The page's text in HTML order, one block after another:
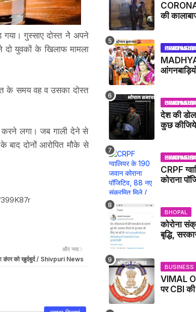
गया। गुस्साए दोस्त नेे अपने
दो युवकों के खिलाफ मामला
के समय वह व उसका दोस्त
करने लगा। जब गाली देने से
बाद दोनों आरोपित मौके से
और नया
डंपर को खुर्दबुर्द / Shivpuri News
की
BHOPAL SAMACHAR | NO 1 HINDI NEWS PORTAL OF CENTRAL INDIA (MADHYA PRADESH)
BHOPAL SAMACHAR | NO 1 HINDI NEWS PORTAL OF CENTRAL INDIA (MADHYA PRADESH)
देश की
कुछ
BHOPAL SAMACHAR | NO 1 HINDI NEWS PORTAL OF CENTRAL INDIA (MADHYA PRADESH)
CRPF
कोराना
BHOPAL
कोरोना
बृद्धि,
BUSINESS
VIMAL
पर CBI की